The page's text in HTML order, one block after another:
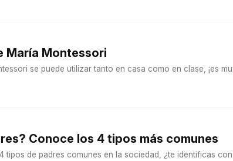
María Montessori
se puede utilizar tanto en casa como en clase, ¡es
Conoce los 4 tipos más comunes
tipos de padres comunes en la sociedad, ¿te identificas con